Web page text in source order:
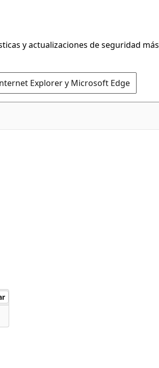
y actualizaciones de seguridad más
Explorer y Microsoft Edge